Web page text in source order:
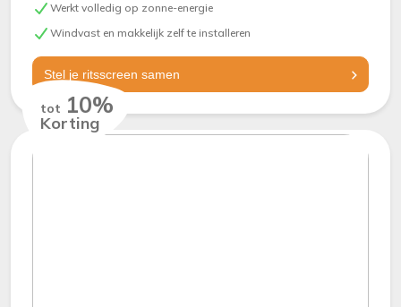
Werkt volledig op zonne-energie
Windvast en makkelijk zelf te installeren
Stel je ritsscreen samen
tot 10%
Korting